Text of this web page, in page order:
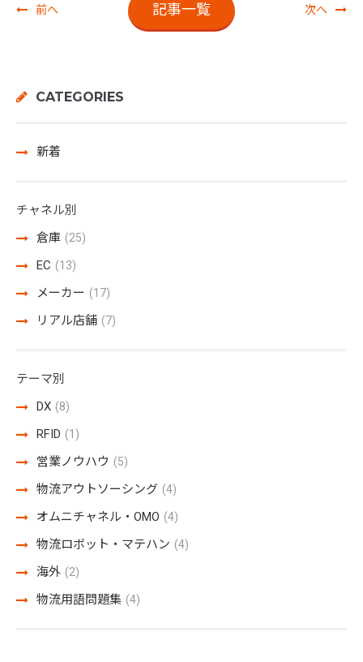
前へ 記事一覧 次へ
CATEGORIES
新着
チャネル別
倉庫 (25)
EC (13)
メーカー (17)
リアル店舗 (7)
テーマ別
DX (8)
RFID (1)
営業ノウハウ (5)
物流アウトソーシング (4)
オムニチャネル・OMO (4)
物流ロボット・マテハン (4)
海外 (2)
物流用語問題集 (4)